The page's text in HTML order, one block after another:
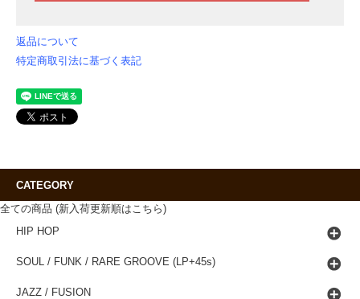
返品について
特定商取引法に基づく表記
CATEGORY
全ての商品 (新入荷更新順はこちら)
HIP HOP
SOUL / FUNK / RARE GROOVE (LP+45s)
JAZZ / FUSION